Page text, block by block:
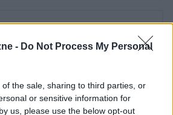
- Do Not Process My Personal
the sale, sharing to third parties, or
or sensitive information for
us, please use the below opt-out
w tym serwisie mają charakter
Wydawca i redakcja serwisu nie ponosi
ich zastosowania. Przed